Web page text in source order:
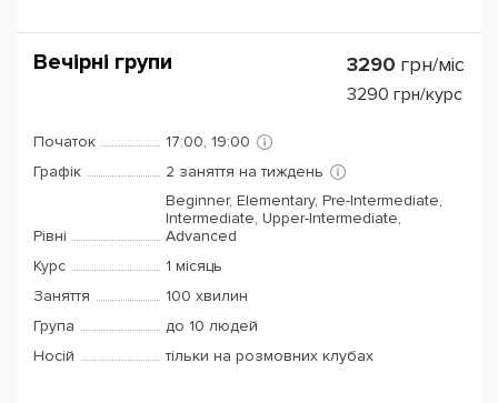
Вечірні групи 3290 грн/міс
3290 грн/курс
Початок
17:00, 19:00
Графік
2 заняття на тиждень
Рівні
Beginner, Elementary, Pre-Intermediate,
Intermediate, Upper-Intermediate,
Advanced
Курс
1 місяць
Заняття
100 хвилин
Група
до 10 людей
Носій
тільки на розмовних клубах